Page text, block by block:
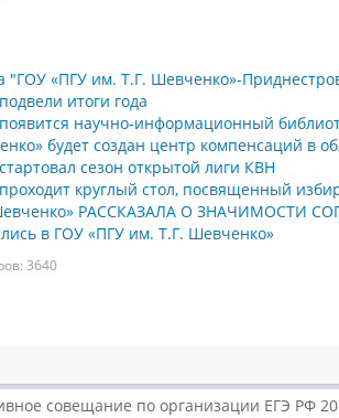
"ГОУ «ПГУ им. Т.Г. Шевченко»-
итоги года
научно-информационный
будет создан центр компенсаций в
сезон открытой лиги КВН
круглый стол, посвященный
РАССКАЗАЛА О
в ГОУ «ПГУ им. Т.Г. Шевченко»
3640
совещание по организации ЕГЭ РФ